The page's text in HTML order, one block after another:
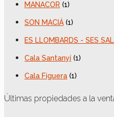
MANACOR (1)
SON MACIÁ (1)
ES LLOMBARDS - SES
Cala Santanyí (1)
Cala Figuera (1)
Últimas propiedades a la